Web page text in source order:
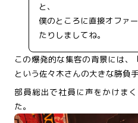
と、
僕のところに直接オファ
たりしましてね。
この爆発的な集客の背景には、
という佐々木さんの大きな勝負手
部員総出で社員に声をかけま
た。